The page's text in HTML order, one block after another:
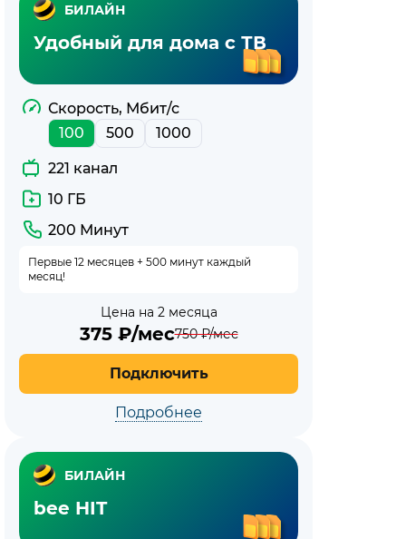
БИЛАЙН
Удобный для дома с ТВ
Скорость, Мбит/с
100
500 1000
221 канал
10 ГБ
200 Минут
Первые 12 месяцев + 500 минут каждый
месяц!
Цена на 2 месяца
375₽/мес750₽/мес
Подключить
Подробнее
БИЛАЙН
bee HIT